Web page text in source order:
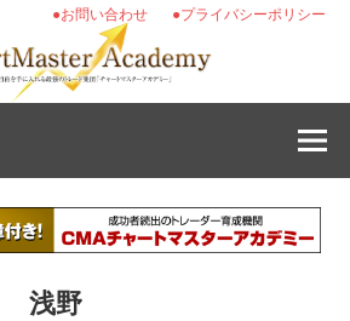
●プライバシーポリシー
●お問い合わせ
浅野